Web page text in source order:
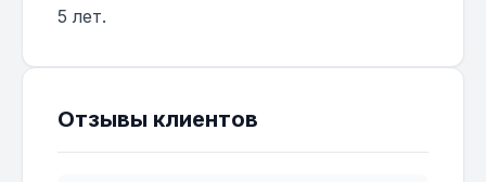
5 лет.
Отзывы клиентов